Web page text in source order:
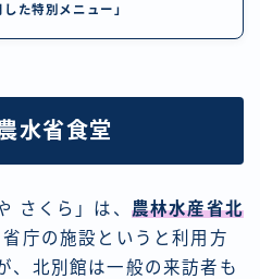
た特別メニュー」
水省食堂
さくら」は、 農林水産省北
省庁の施設というと利用方
、北別館は一般の来訪者も